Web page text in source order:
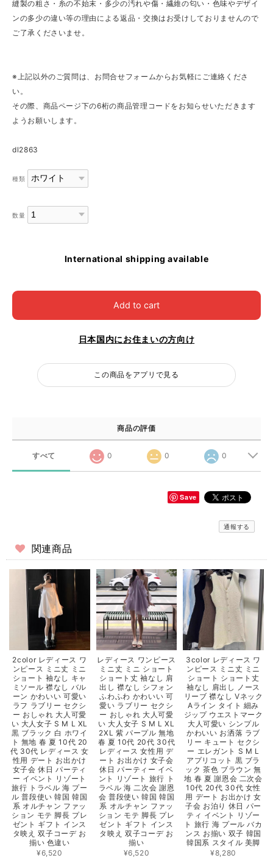
縫製の粗さ・糸の不始末・多少の汚れや傷・繊維の匂い・色味やデザイ
ンの多少の違い等の理由による返品・交換はお受けしておりませんので
ご了承くださいませ。
※上記以外のご質問は、お問合せフォームからお気軽にご連絡くださ
い。
その際、商品ページ下の6桁の商品管理コードをお知らせいただきます
ようお願いします。
dl2863
種類
数量
International shipping available
Add to cart
日本国内にお住まいの方向け
この商品をアプリで見る
商品の評価
すべて 0 0 0
Save
通報する
関連商品
2color レディース ワ
ンピース ミニ丈 ミニ
ショート 袖なし キャ
ミソール 襟なし バル
ーン かわいい 可愛い
ラフ ラブリー セクシ
ー おしゃれ 大人可愛
い 大人女子 S M L XL
黒 ブラック 白 ホワイ
ト 無地 春 夏 10代 20
代 30代 レディース 女
性用 デート お出かけ
女子会 休日 パーティ
ー イベント リゾート
旅行 トラベル 海 プー
ル 普段使い 韓国 韓国
系 オルチャン ファッ
ション モテ 脚長 プレ
ゼント ギフト インス
タ映え 双子コーデ お
揃い 色違い
¥6,520
レディース ワンピース
ミニ丈 ミニ ショート
ショート丈 袖なし 肩
出し 襟なし シフォン
ふわふわ かわいい 可
愛い ラブリー セクシ
ー おしゃれ 大人可愛
い 大人女子 S M L XL
2XL 紫 パープル 無地
春 夏 10代 20代 30代
レディース 女性用 デ
ート お出かけ 女子会
休日 パーティー イベ
ント リゾート 旅行 ト
ラベル 海 二次会 謝恩
会 普段使い 韓国 韓国
系 オルチャン ファッ
ション モテ 脚長 プレ
ゼント ギフト インス
タ映え 双子コーデ お
揃い
¥6,520
3color レディース ワ
ンピース ミニ丈 ミニ
ショート ショート丈
袖なし 肩出し ノース
リーブ 襟なし Vネック
Aライン タイト 細み
ジップ ウエストマーク
大人可愛い シンプル
かわいい お洒落 ラブ
リー キュート セクシ
ー エレガント S M L
アプリコット 黒 ブラ
ック 茶色 ブラウン 無
地 春 夏 謝恩会 二次会
10代 20代 30代 女性
用 デート お出かけ 女
子会 お泊り 休日 パー
ティ イベント リゾー
ト 旅行 海 プール バカ
ンス お揃い 双子 韓国
韓国系 スタイル 美脚
¥8,280